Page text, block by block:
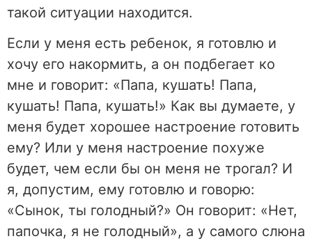
такой ситуации находится.
Если у меня есть ребенок, я готовлю и
хочу его накормить, а он подбегает ко
мне и говорит: «Папа, кушать! Папа,
кушать! Папа, кушать!» Как вы думаете, у
меня будет хорошее настроение готовить
ему? Или у меня настроение похуже
будет, чем если бы он меня не трогал? И
я, допустим, ему готовлю и говорю:
«Сынок, ты голодный?» Он говорит: «Нет,
папочка, я не голодный», а у самого слюна